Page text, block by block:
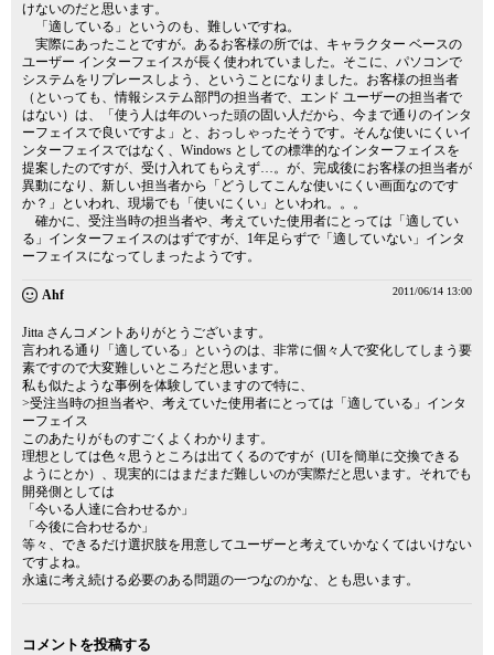
けないのだと思います。
「適している」というのも、難しいですね。
実際にあったことですが。あるお客様の所では、キャラクター ベースの
ユーザー インターフェイスが長く使われていました。そこに、パソコンで
システムをリプレースしよう、ということになりました。お客様の担当者
（といっても、情報システム部門の担当者で、エンド ユーザーの担当者で
はない）は、「使う人は年のいった頭の固い人だから、今まで通りのインタ
ーフェイスで良いですよ」と、おっしゃったそうです。そんな使いにくいイ
ンターフェイスではなく、Windows としての標準的なインターフェイスを
提案したのですが、受け入れてもらえず…。が、完成後にお客様の担当者が
異動になり、新しい担当者から「どうしてこんな使いにくい画面なのです
か？」といわれ、現場でも「使いにくい」といわれ。。。
確かに、受注当時の担当者や、考えていた使用者にとっては「適してい
る」インターフェイスのはずですが、1年足らずで「適していない」インタ
ーフェイスになってしまったようです。
Ahf 2011/06/14 13:00
Jitta さんコメントありがとうございます。
言われる通り「適している」というのは、非常に個々人で変化してしまう要
素ですので大変難しいところだと思います。
私も似たような事例を体験していますので特に、
>受注当時の担当者や、考えていた使用者にとっては「適している」インタ
ーフェイス
このあたりがものすごくよくわかります。
理想としては色々思うところは出てくるのですが（UIを簡単に交換できる
ようにとか）、現実的にはまだまだ難しいのが実際だと思います。それでも
開発側としては
「今いる人達に合わせるか」
「今後に合わせるか」
等々、できるだけ選択肢を用意してユーザーと考えていかなくてはいけない
ですよね。
永遠に考え続ける必要のある問題の一つなのかな、とも思います。
コメントを投稿する